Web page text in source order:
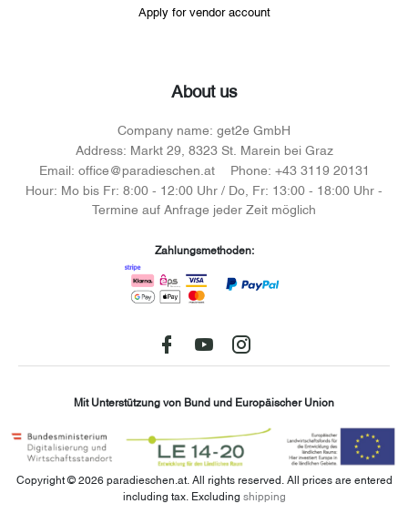
Apply for vendor account
About us
Company name: get2e GmbH
Address: Markt 29, 8323 St. Marein bei Graz
Email: office@paradieschen.at Phone: +43 3119 20131
Hour: Mo bis Fr: 8:00 - 12:00 Uhr / Do, Fr: 13:00 - 18:00 Uhr -
Termine auf Anfrage jeder Zeit möglich
Zahlungsmethoden:
Mit Unterstützung von Bund und Europäischer Union
Copyright © 2026 paradieschen.at. All rights reserved. All prices are entered
including tax. Excluding shipping